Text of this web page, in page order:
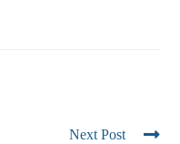
Next Post